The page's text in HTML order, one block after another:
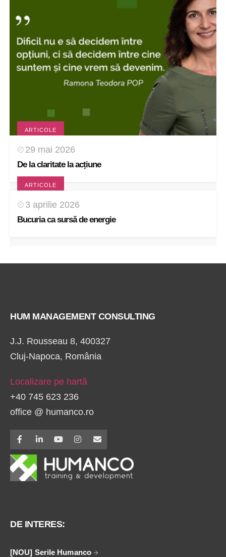
ARTICOLE
29 mai 2026
De la claritate la acțiune
ARTICOLE
3 aprilie 2026
Bucuria ca sursă de energie
HUM MANAGEMENT CONSULTING
J.J. Rousseau 8, 400327
Cluj-Napoca, România
Localizare pe hartă
+40 745 623 236
office @ humanco.ro
DE INTERES:
[NOU] Serile Humanco